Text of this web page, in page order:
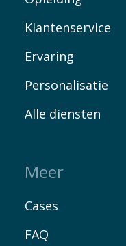
Klantenservice
Ervaring
Personalisatie
Alle diensten
Meer
Cases
FAQ